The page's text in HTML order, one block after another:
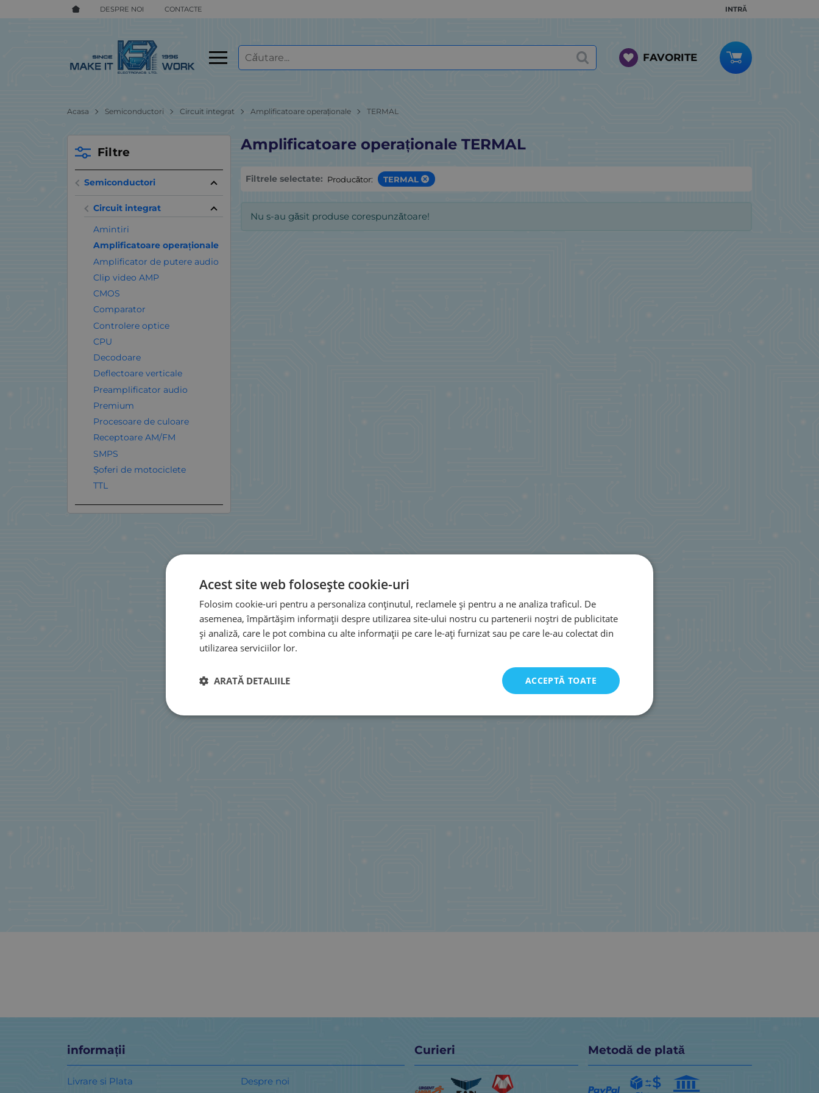
DESPRE NOI CONTACTE INTRĂ
FAVORITE
Acasa Semiconductori Circuit integrat Amplificatoare operaționale TERMAL
Amplificatoare operaționale TERMAL
Filtrele selectate: Producător: TERMAL
Nu s-au găsit produse corespunzătoare!
Filtre
Semiconductori
Circuit integrat
Amintiri
Amplificatoare operaționale
Amplificator de putere audio
Clip video AMP
CMOS
Comparator
Controlere optice
CPU
Decodoare
Deflectoare verticale
Preamplificator audio
Premium
Procesoare de culoare
Receptoare AM/FM
SMPS
Șoferi de motociclete
TTL
informații
Livrare si Plata
Despre noi
Curieri Metodă de plată
Acest site web folosește cookie-uri
Folosim cookie-uri pentru a personaliza conținutul, reclamele și pentru a ne analiza traficul. De
asemenea, împărtășim informații despre utilizarea site-ului nostru cu partenerii noștri de publicitate
și analiză, care le pot combina cu alte informații pe care le-ați furnizat sau pe care le-au colectat din
utilizarea serviciilor lor.
ACCEPTĂ TOATE
ARATĂ DETALIILE